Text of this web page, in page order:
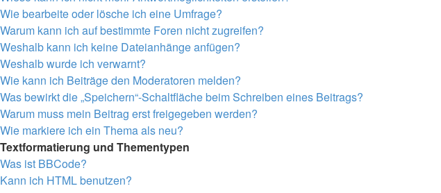
Wie bearbeite oder lösche ich eine Umfrage?
Warum kann ich auf bestimmte Foren nicht zugreifen?
Weshalb kann ich keine Dateianhänge anfügen?
Weshalb wurde ich verwarnt?
Wie kann ich Beiträge den Moderatoren melden?
Was bewirkt die „Speichern“-Schaltfläche beim Schreiben eines Beitrags?
Warum muss mein Beitrag erst freigegeben werden?
Wie markiere ich ein Thema als neu?
Textformatierung und Thementypen
Was ist BBCode?
Kann ich HTML benutzen?